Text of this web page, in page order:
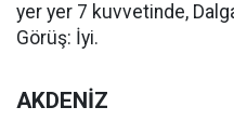
yer yer 7 kuvvetinde,
Görüş: İyi.
AKDENİZ